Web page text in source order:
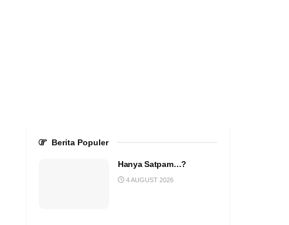
Berita Populer
Hanya Satpam…?
4 AUGUST 2026